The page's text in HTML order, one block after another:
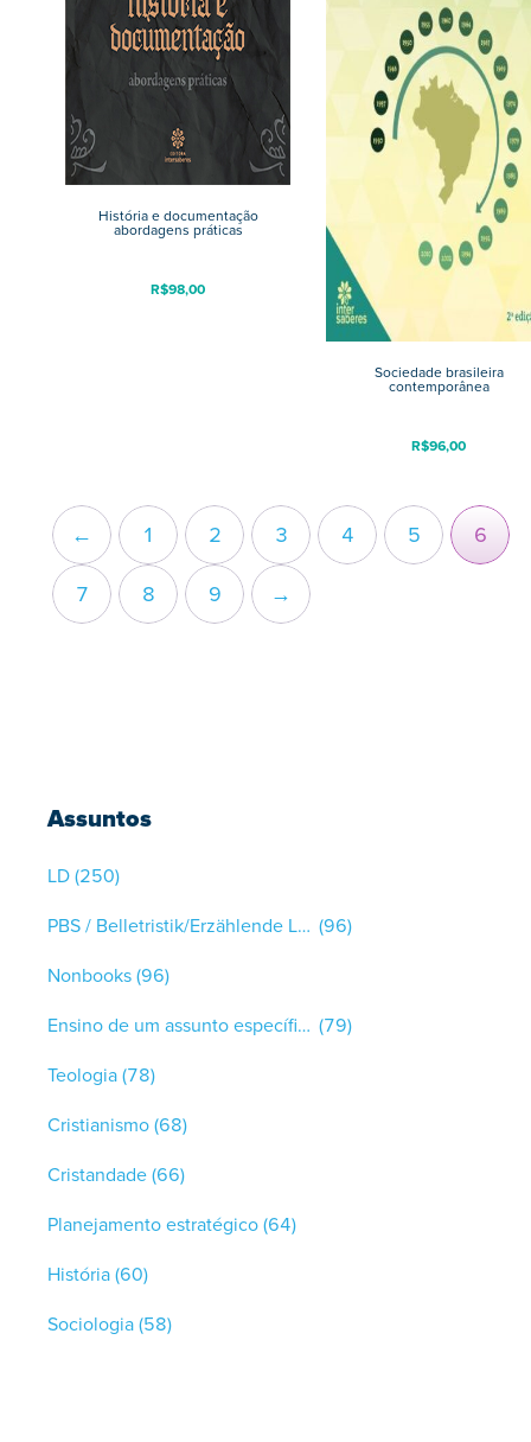
Assuntos
LD(250)
PBS / Belletristik/Erzählende Literatur (96)
Nonbooks(96)
Ensino de um assunto específico (79)
Teologia(78)
Cristianismo(68)
Cristandade(66)
Planejamento estratégico(64)
História(60)
Sociologia(58)
História e documentação
abordagens práticas
R$98,00
Sociedade brasileira
contemporânea
R$96,00
← 1 2 3 4 5
6
7
8 9 →